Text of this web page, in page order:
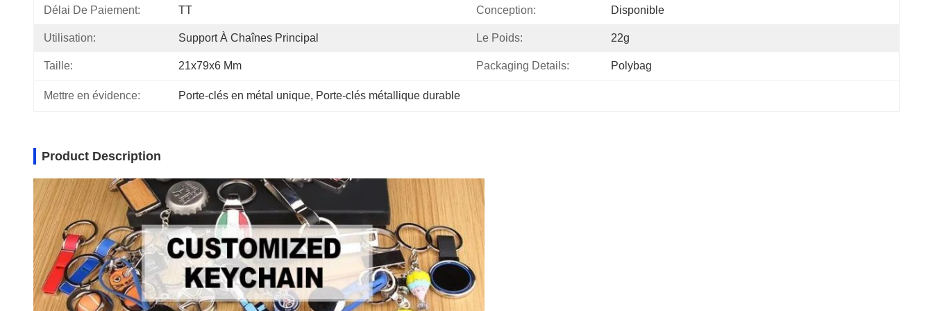
Délai De Paiement: TT Conception: Disponible
Utilisation: Support À Chaînes Principal Le Poids: 22g
Taille: 21x79x6 Mm Packaging Details: Polybag
Mettre en évidence: Porte-clés en métal unique, Porte-clés métallique durable
Product Description